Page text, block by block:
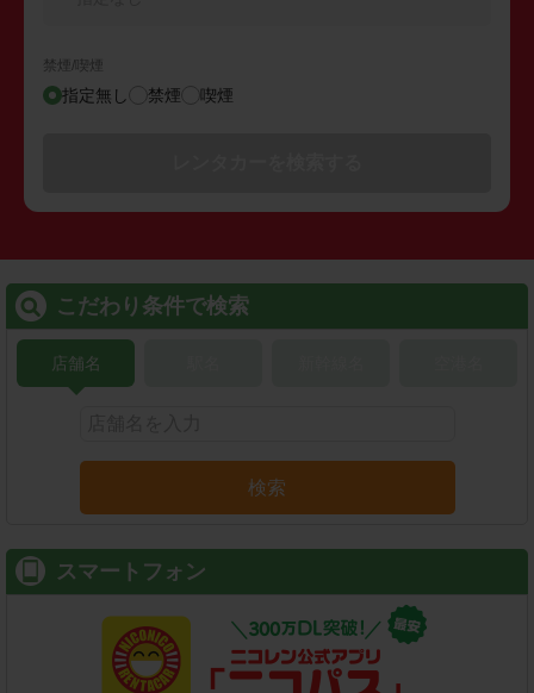
禁煙/喫煙
指定無し 禁煙 喫煙
こだわり条件で検索
店舗名
検索
スマートフォン